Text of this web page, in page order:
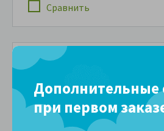
Сравнить
Дополнительные
при первом